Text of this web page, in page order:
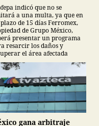
indicó que no se
a una multa, ya que en
de 15 días Ferromex,
de Grupo México,
presentar un programa
resarcir los daños y
el área afectada
gana arbitraje